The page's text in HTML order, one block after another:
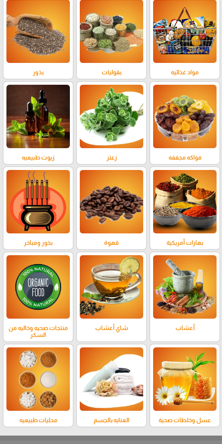
مواد غذائيه بقوليات بذور
فواكه مجففه زعتر زيوت طبيعيه
بهارات أمريكية قهوة بخور ومباخر
أعشاب شاي أعشاب
منتجات صحيه وخاليه من
السكر
عسل وخلطات صحية العنايه بالجسم محليات طبيعيه